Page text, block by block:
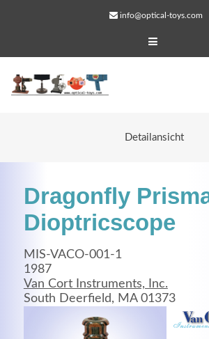
info@optical-toys.com
Detailansicht
Dragonfly
Dioptricscope
MIS-VACO-001-1
1987
Van Cort Instruments, Inc.
South Deerfield, MA 01373
Web Projects
Lorem ipsum dolor sit amet,
elit. Aenean commodo ligula